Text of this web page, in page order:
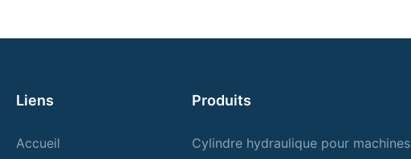
Liens
Accueil
Produits
Cylindre hydraulique pour machines